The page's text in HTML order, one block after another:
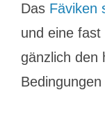
Das Fäviken
und eine
gänzlich den